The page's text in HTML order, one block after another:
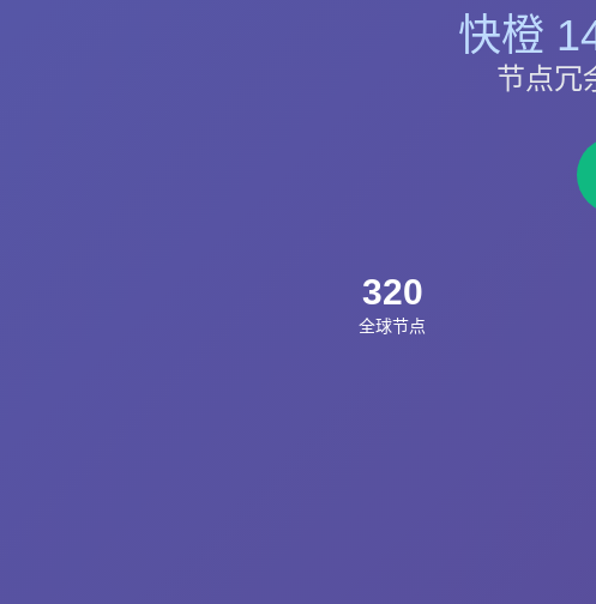
快橙
节点冗
320
全球节点